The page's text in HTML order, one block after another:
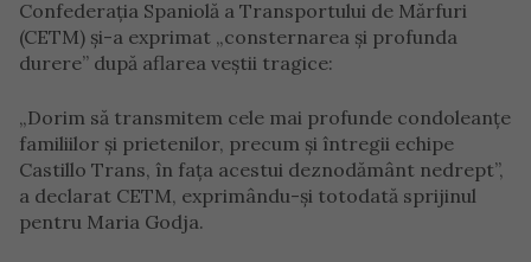
Confederația Spaniolă a Transportului de Mărfuri
(CETM) și-a exprimat „consternarea și profunda
durere” după aflarea veștii tragice:
„Dorim să transmitem cele mai profunde condoleanțe
familiilor și prietenilor, precum și întregii echipe
Castillo Trans, în fața acestui deznodământ nedrept”,
a declarat CETM, exprimându-și totodată sprijinul
pentru Maria Godja.